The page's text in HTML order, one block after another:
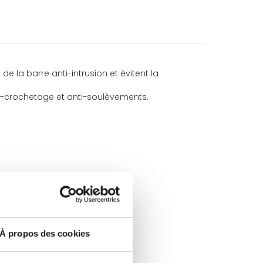
À propos des cookies
la barre anti-intrusion et évitent la
crochetage et anti-soulèvements.